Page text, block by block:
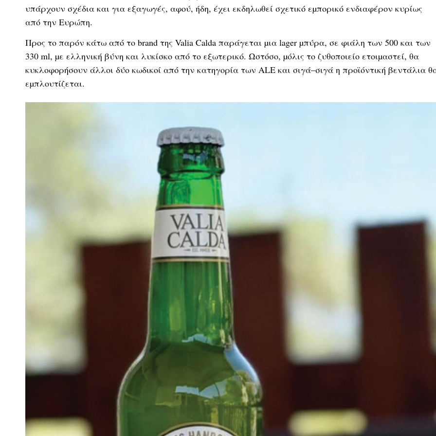
υπάρχουν σχέδια και για εξαγωγές, αφού, ήδη, έχει εκδηλωθεί σχετικό εµπορικό ενδιαφέρον κυρίως
από την Ευρώπη.
Προς το παρόν κάτω από το brand της Valia Calda παράγεται µια lager µπύρα, σε φιάλη των 500 και των
330 ml, µε ελληνική βύνη και λυκίσκο από το εξωτερικό. Ωστόσο, µόλις το ζυθοποιείο ετοιµαστεί, θα
κυκλοφορήσουν άλλοι δύο κωδικοί από την κατηγορία των ALE και σιγά–σιγά η προϊόντική βεντάλια
εµπλουτίζεται.